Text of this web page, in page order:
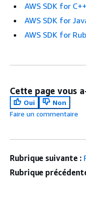
AWS SDK for C++
AWS SDK for
AWS SDK for
Cette page vous
Oui
Non
Faire un commentaire
Rubrique suivante :
Rubrique